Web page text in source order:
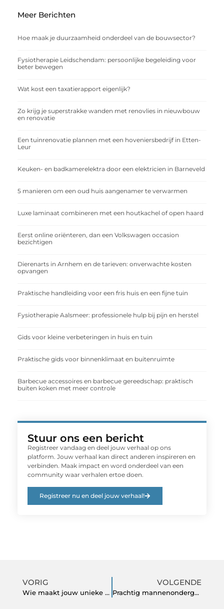
Meer Berichten
Hoe maak je duurzaamheid onderdeel van de bouwsector?
Fysiotherapie Leidschendam: persoonlijke begeleiding voor
beter bewegen
Wat kost een taxatierapport eigenlijk?
Zo krijg je superstrakke wanden met renovlies in nieuwbouw
en renovatie
Een tuinrenovatie plannen met een hoveniersbedrijf in Etten-
Leur
Keuken- en badkamerelektra door een elektricien in Barneveld
5 manieren om een oud huis aangenamer te verwarmen
Luxe laminaat combineren met een houtkachel of open haard
Eerst online oriënteren, dan een Volkswagen occasion
bezichtigen
Dierenarts in Arnhem en de tarieven: onverwachte kosten
opvangen
Praktische handleiding voor een fris huis en een fijne tuin
Fysiotherapie Aalsmeer: professionele hulp bij pijn en herstel
Gids voor kleine verbeteringen in huis en tuin
Praktische gids voor binnenklimaat en buitenruimte
Barbecue accessoires en barbecue gereedschap: praktisch
buiten koken met meer controle
Stuur ons een bericht
Registreer vandaag en deel jouw verhaal op ons
platform. Jouw verhaal kan direct anderen inspireren en
verbinden. Maak impact en word onderdeel van een
community waar verhalen ertoe doen.
Registreer nu en deel jouw verhaal!
VORIG
Wie maakt jouw unieke website?
VOLGENDE
Prachtig mannenondergoed van 4youwear.nl